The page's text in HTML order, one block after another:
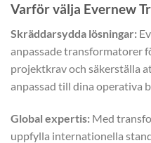
Varför välja Evernew
Skräddarsydda lösningar:
anpassade transformatorer
projektkrav och säkerställa
anpassad till dina operativa
Global expertis: Med
uppfylla internationella